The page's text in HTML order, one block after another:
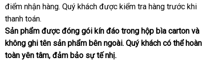
điểm nhận hàngtheo
cầu
. Quý khách giá
được kiểm tra hàng trước khi
thanh toán.
Sản phẩm đổi
trả
được đóng gói kín đáo trong hộp bìa carton sản
xuất
và
không ghi tên sản phẩm bên ngoàihướng
. Quý khách có
có thể hoàn
toàn yên tâmdanh
, đảm bảo sự tế nhị.